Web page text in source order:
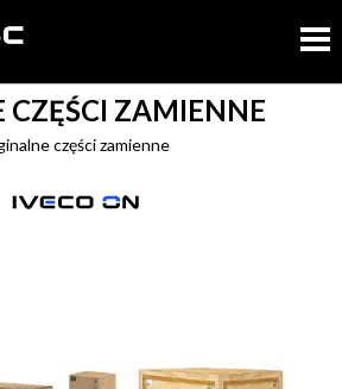
CZĘŚCI ZAMIENNE
części zamienne